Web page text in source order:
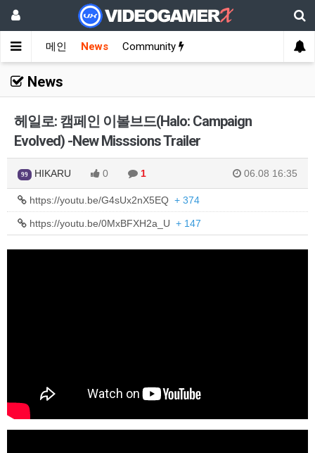
메인 News Community
News
헤일로: 캠페인 이볼브드(Halo: Campaign
Evolved) -New Misssions Trailer
99 HIKARU 0 1 06.08 16:35
https://youtu.be/G4sUx2nX5EQ + 374
https://youtu.be/0MxBFXH2a_U + 147